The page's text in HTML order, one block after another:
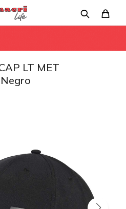
LT MET